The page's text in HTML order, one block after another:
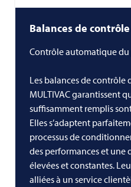
Balances de contrôle
Contrôle automatique du
Les balances de contrôle
MULTIVAC garantissent
suffisamment remplis
Elles s’adaptent
processus de
des performances et une
élevées et constantes.
alliées à un service